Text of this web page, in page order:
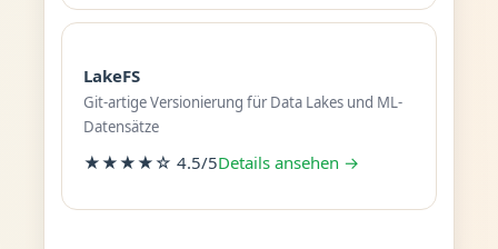
LakeFS
Git-artige Versionierung für Data Lakes und ML-
Datensätze
★★★★☆ 4.5/5Details ansehen →